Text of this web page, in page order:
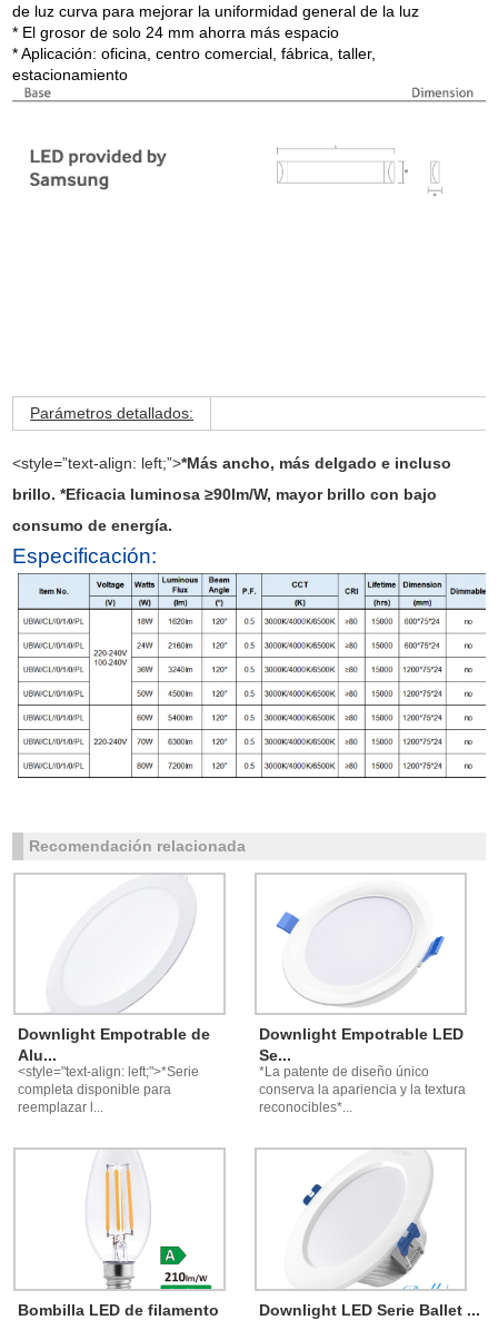
de luz curva para mejorar la uniformidad general de la luz
* El grosor de solo 24 mm ahorra más espacio
* Aplicación: oficina, centro comercial, fábrica, taller,
estacionamiento
Parámetros detallados:
<style=”text-align: left;”>*Más ancho, más delgado e incluso
brillo. *Eficacia luminosa ≥90lm/W, mayor brillo con bajo
consumo de energía.
Especificación:
Recomendación relacionada
Downlight Empotrable de
Alu...
<style="text-align: left;">*Serie
completa disponible para
reemplazar l...
Downlight Empotrable LED
Se...
*La patente de diseño único
conserva la apariencia y la textura
reconocibles*...
Bombilla LED de filamento
Downlight LED Serie Ballet ...